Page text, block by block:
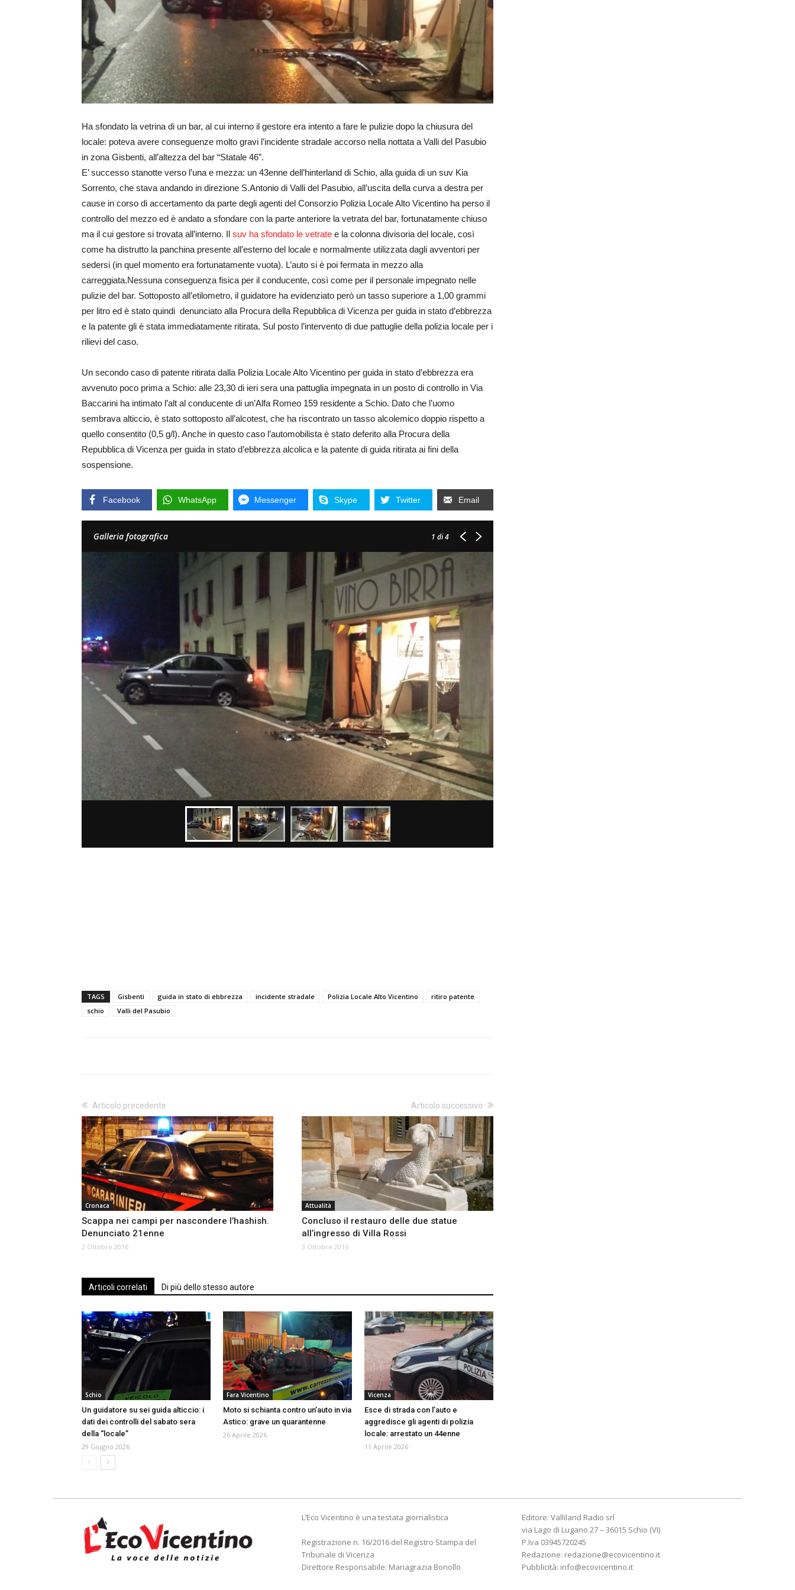
Ha sfondato la vetrina di un bar, al cui interno il gestore era intento a fare le pulizie dopo la chiusura del
locale: poteva avere conseguenze molto gravi l’incidente stradale accorso nella nottata a Valli del Pasubio
in zona Gisbenti, all’altezza del bar “Statale 46”.
E’ successo stanotte verso l’una e mezza: un 43enne dell’hinterland di Schio, alla guida di un suv Kia
Sorrento, che stava andando in direzione S.Antonio di Valli del Pasubio, all’uscita della curva a destra per
cause in corso di accertamento da parte degli agenti del Consorzio Polizia Locale Alto Vicentino ha perso il
controllo del mezzo ed è andato a sfondare con la parte anteriore la vetrata del bar, fortunatamente chiuso
ma il cui gestore si trovata all’interno. Il suv ha sfondato le vetrate e la colonna divisoria del locale, così
come ha distrutto la panchina presente all’esterno del locale e normalmente utilizzata dagli avventori per
sedersi (in quel momento era fortunatamente vuota). L’auto si è poi fermata in mezzo alla
carreggiata.Nessuna conseguenza fisica per il conducente, così come per il personale impegnato nelle
pulizie del bar. Sottoposto all’etilometro, il guidatore ha evidenziato però un tasso superiore a 1,00 grammi
per litro ed è stato quindi denunciato alla Procura della Repubblica di Vicenza per guida in stato d’ebbrezza
e la patente gli è stata immediatamente ritirata. Sul posto l’intervento di due pattuglie della polizia locale per i
rilievi del caso.
Un secondo caso di patente ritirata dalla Polizia Locale Alto Vicentino per guida in stato d’ebbrezza era
avvenuto poco prima a Schio: alle 23,30 di ieri sera una pattuglia impegnata in un posto di controllo in Via
Baccarini ha intimato l’alt al conducente di un’Alfa Romeo 159 residente a Schio. Dato che l’uomo
sembrava alticcio, è stato sottoposto all’alcotest, che ha riscontrato un tasso alcolemico doppio rispetto a
quello consentito (0,5 g/l). Anche in questo caso l’automobilista è stato deferito alla Procura della
Repubblica di Vicenza per guida in stato d’ebbrezza alcolica e la patente di guida ritirata ai fini della
sospensione.
Facebook WhatsApp Messenger Skype Twitter Email
Galleria fotografica 1 di 4
TAGS Gisbenti guida in stato di ebbrezza incidente stradale Polizia Locale Alto Vicentino
ritiro patente
schio
Valli del Pasubio
Articolo precedente
Cronaca
Scappa nei campi per nascondere l’hashish.
Denunciato 21enne
2 Ottobre 2016
Articolo successivo
Attualità
Concluso il restauro delle due statue
all’ingresso di Villa Rossi
3 Ottobre 2016
Articoli correlati Di più dello stesso autore
Schio
Un guidatore su sei guida alticcio: i
dati dei controlli del sabato sera
della “locale”
29 Giugno 2026
Fara Vicentino
Moto si schianta contro un’auto in via
Astico: grave un quarantenne
26 Aprile 2026
Vicenza
Esce di strada con l’auto e
aggredisce gli agenti di polizia
locale: arrestato un 44enne
11 Aprile 2026
L’Eco Vicentino è una testata giornalistica
Registrazione n. 16/2016 del Registro Stampa del
Tribunale di Vicenza
Direttore Responsabile: Mariagrazia Bonollo
Editore: Valliland Radio srl
via Lago di Lugano 27 – 36015 Schio (VI)
P.Iva 03945720245
Redazione: redazione@ecovicentino.it
Pubblicità: info@ecovicentino.it